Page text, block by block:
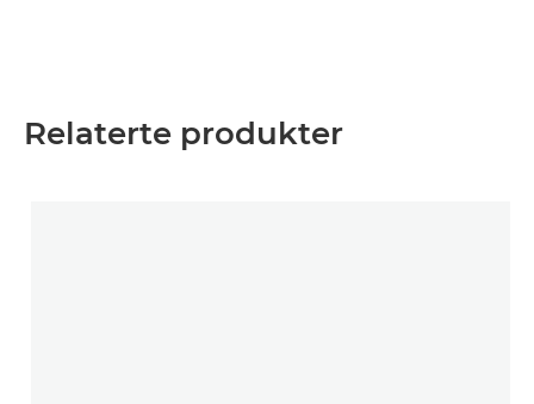
Relaterte produkter